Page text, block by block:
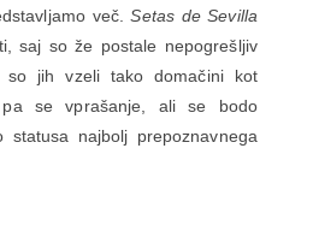
več.Setas de Sevilla
saj so že postale nepogrešljiv
so jih vzeli tako domačini kot
pa se vprašanje, ali se bodo
statusa najbolj prepoznavnega